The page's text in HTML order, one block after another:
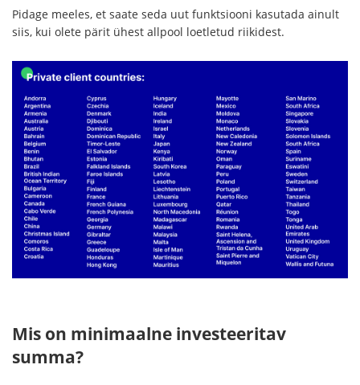
Pidage meeles, et saate seda uut funktsiooni kasutada ainult
siis, kui olete pärit ühest allpool loetletud riikidest.
Mis on minimaalne investeeritav
summa?